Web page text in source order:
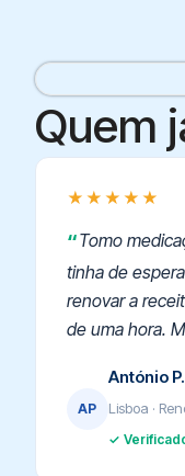
Quem
★★★★★
Tomo
tinha de
renovar a
de uma hora.
AP
António P.
Lisboa ·
✓